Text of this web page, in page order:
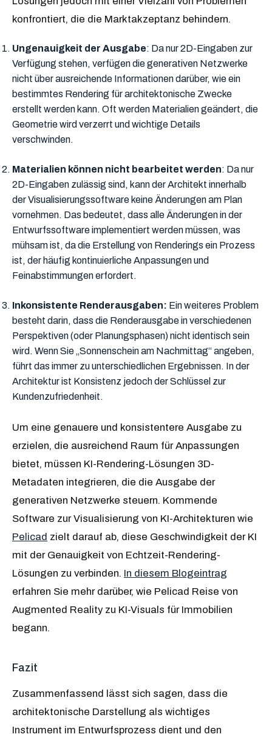
konfrontiert, die die Marktakzeptanz behindern.
Ungenauigkeit der Ausgabe: Da nur 2D-Eingaben zur
Verfügung stehen, verfügen die generativen Netzwerke
nicht über ausreichende Informationen darüber, wie ein
bestimmtes Rendering für architektonische Zwecke
erstellt werden kann. Oft werden Materialien geändert, die
Geometrie wird verzerrt und wichtige Details
verschwinden.
Materialien können nicht bearbeitet werden: Da nur
2D-Eingaben zulässig sind, kann der Architekt innerhalb
der Visualisierungssoftware keine Änderungen am Plan
vornehmen. Das bedeutet, dass alle Änderungen in der
Entwurfssoftware implementiert werden müssen, was
mühsam ist, da die Erstellung von Renderings ein Prozess
ist, der häufig kontinuierliche Anpassungen und
Feinabstimmungen erfordert.
Inkonsistente Renderausgaben: Ein weiteres Problem
besteht darin, dass die Renderausgabe in verschiedenen
Perspektiven (oder Planungsphasen) nicht identisch sein
wird. Wenn Sie „Sonnenschein am Nachmittag“ angeben,
führt das immer zu unterschiedlichen Ergebnissen. In der
Architektur ist Konsistenz jedoch der Schlüssel zur
Kundenzufriedenheit.
Um eine genauere und konsistentere Ausgabe zu
erzielen, die ausreichend Raum für Anpassungen
bietet, müssen KI-Rendering-Lösungen 3D-
Metadaten integrieren, die die Ausgabe der
generativen Netzwerke steuern. Kommende
Software zur Visualisierung von KI-Architekturen wie
Pelicad zielt darauf ab, diese Geschwindigkeit der KI
mit der Genauigkeit von Echtzeit-Rendering-
Lösungen zu verbinden. In diesem Blogeintrag
erfahren Sie mehr darüber, wie Pelicad Reise von
Augmented Reality zu KI-Visuals für Immobilien
begann.
Fazit
Zusammenfassend lässt sich sagen, dass die
architektonische Darstellung als wichtiges
Instrument im Entwurfsprozess dient und den